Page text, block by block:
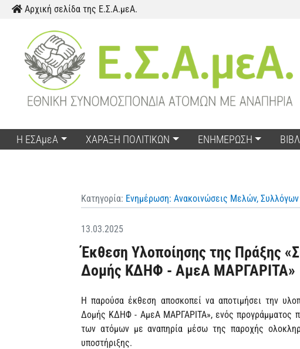
Παράκαμψη προς το περιεχόμενο
Αρχική σελίδα της Ε.Σ.Α.μεΑ.
Η ΕΣΑμεΑ ΧΑΡΑΞΗ ΠΟΛΙΤΙΚΩΝ ΕΝΗΜΕΡΩΣΗ
Κατηγορία: Ενημέρωση: Ανακοινώσεις Μελών,
13.03.2025
Έκθεση Υλοποίησης της Πράξης
Δομής ΚΔΗΦ - ΑμεΑ ΜΑΡΓΑΡΙΤΑ»
Η παρούσα έκθεση αποσκοπεί να αποτιμήσει την
Δομής ΚΔΗΦ - ΑμεΑ ΜΑΡΓΑΡΙΤΑ», ενός προγράμματος
των ατόμων με αναπηρία μέσω της παροχής
υποστήριξης.